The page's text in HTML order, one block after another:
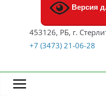
Версия
453126, РБ, г.
+7 (3473) 21-06-28